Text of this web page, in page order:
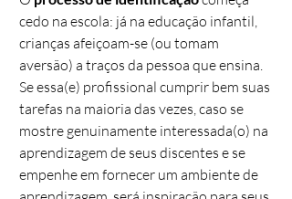
cedo na escola: já na educação infantil,
crianças afeiçoam-se (ou tomam
aversão) a traços da pessoa que ensina.
Se essa(e) profissional cumprir bem suas
tarefas na maioria das vezes, caso se
mostre genuinamente interessada(o) na
aprendizagem de seus discentes e se
empenhe em fornecer um ambiente de